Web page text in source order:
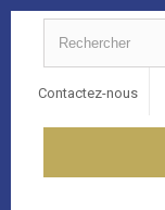
Contactez-nous